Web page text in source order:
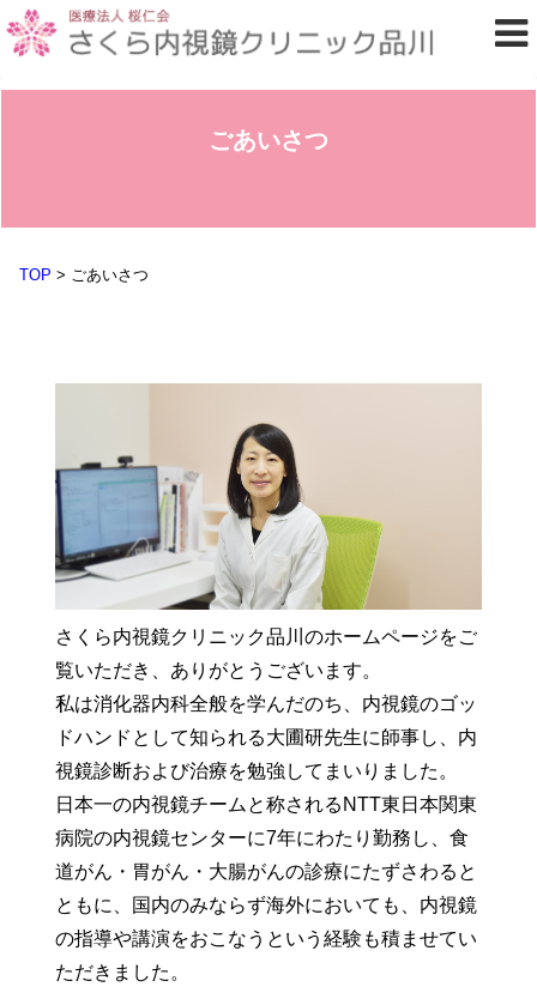
ごあいさつ
TOP > ごあいさつ
さくら内視鏡クリニック品川のホームページをご
覧いただき、ありがとうございます。
私は消化器内科全般を学んだのち、内視鏡のゴッ
ドハンドとして知られる大圃研先生に師事し、内
視鏡診断および治療を勉強してまいりました。
日本一の内視鏡チームと称されるNTT東日本関東
病院の内視鏡センターに7年にわたり勤務し、食
道がん・胃がん・大腸がんの診療にたずさわると
ともに、国内のみならず海外においても、内視鏡
の指導や講演をおこなうという経験も積ませてい
ただきました。